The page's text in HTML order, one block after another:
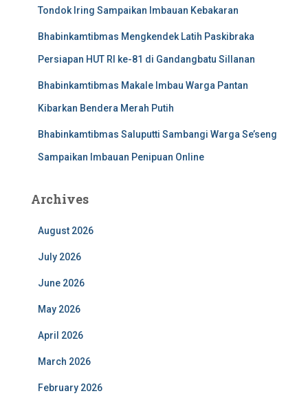
Tondok Iring Sampaikan Imbauan Kebakaran
Bhabinkamtibmas Mengkendek Latih Paskibraka
Persiapan HUT RI ke-81 di Gandangbatu Sillanan
Bhabinkamtibmas Makale Imbau Warga Pantan
Kibarkan Bendera Merah Putih
Bhabinkamtibmas Saluputti Sambangi Warga Se’seng
Sampaikan Imbauan Penipuan Online
Archives
August 2026
July 2026
June 2026
May 2026
April 2026
March 2026
February 2026